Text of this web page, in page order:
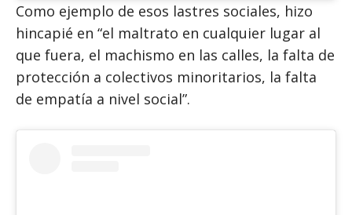
Como ejemplo de esos lastres sociales, hizo
hincapié en “el maltrato en cualquier lugar al
que fuera, el machismo en las calles, la falta de
protección a colectivos minoritarios, la falta
de empatía a nivel social”.